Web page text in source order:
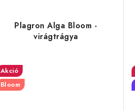
Plagron Alga Bloom -
virágtrágya
Akció
Bloom